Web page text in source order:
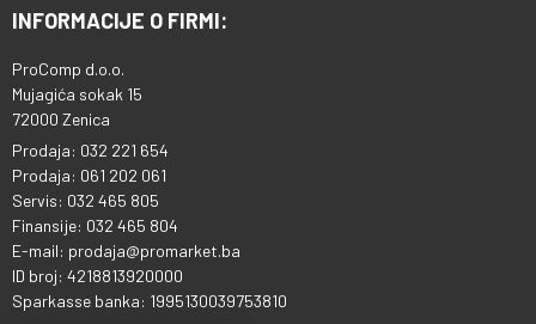
INFORMACIJE O FIRMI:
ProComp d.o.o.
Mujagića sokak 15
72000 Zenica
Prodaja: 032 221 654
Prodaja: 061 202 061
Servis: 032 465 805
Finansije: 032 465 804
E-mail: prodaja@promarket.ba
ID broj: 4218813920000
Sparkasse banka: 1995130039753810